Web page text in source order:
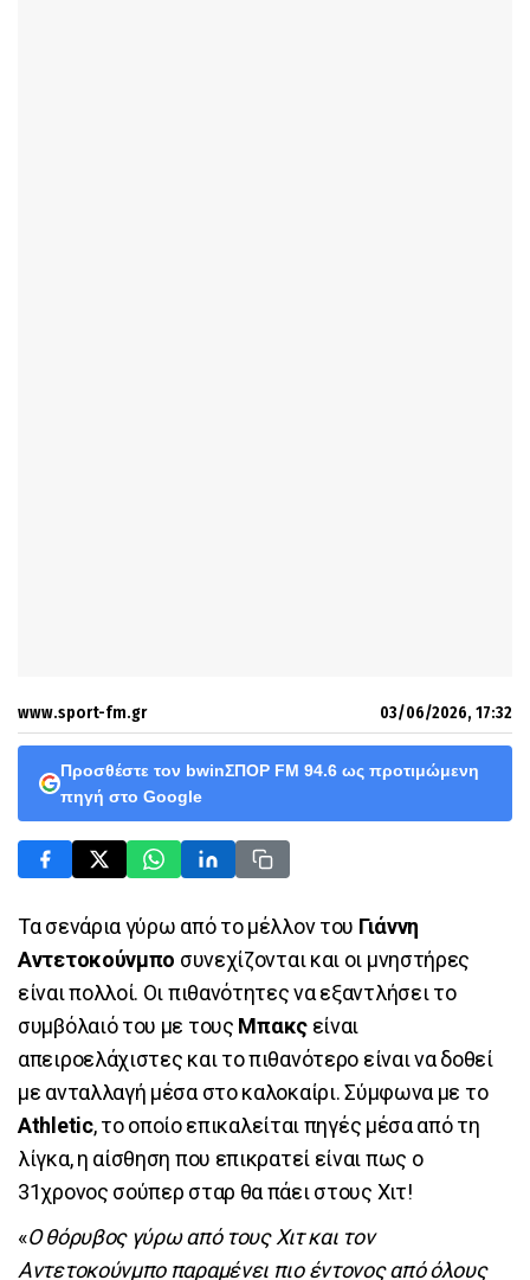
www.sport-fm.gr 03/06/2026, 17:32
Προσθέστε τον bwinΣΠΟΡ FM 94.6 ως προτιμώμενη
πηγή στο Google
Τα σενάρια γύρω από το μέλλον του Γιάννη
Αντετοκούνμπο συνεχίζονται και οι μνηστήρες
είναι πολλοί. Οι πιθανότητες να εξαντλήσει το
συμβόλαιό του με τους Μπακς είναι
απειροελάχιστες και το πιθανότερο είναι να δοθεί
με ανταλλαγή μέσα στο καλοκαίρι. Σύμφωνα με το
Αthletic, το οποίο επικαλείται πηγές μέσα από τη
λίγκα, η αίσθηση που επικρατεί είναι πως ο
31χρονος σούπερ σταρ θα πάει στους Χιτ!
«Ο θόρυβος γύρω από τους Χιτ και τον
Αντετοκούνμπο παραμένει πιο έντονος από όλους